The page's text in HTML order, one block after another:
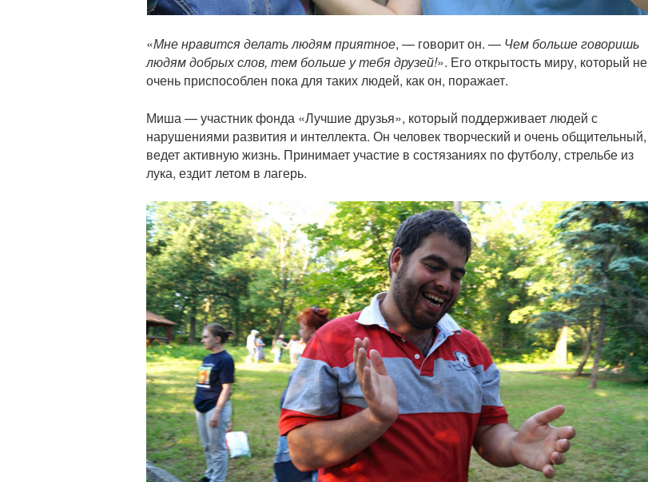
«Мне нравится делать людям приятное, — говорит он. — Чем больше говоришь
людям добрых слов, тем больше у тебя друзей!». Его открытость миру, который не
очень приспособлен пока для таких людей, как он, поражает.
Миша — участник фонда «Лучшие друзья», который поддерживает людей с
нарушениями развития и интеллекта. Он человек творческий и очень общительный,
ведет активную жизнь. Принимает участие в состязаниях по футболу, стрельбе из
лука, ездит летом в лагерь.